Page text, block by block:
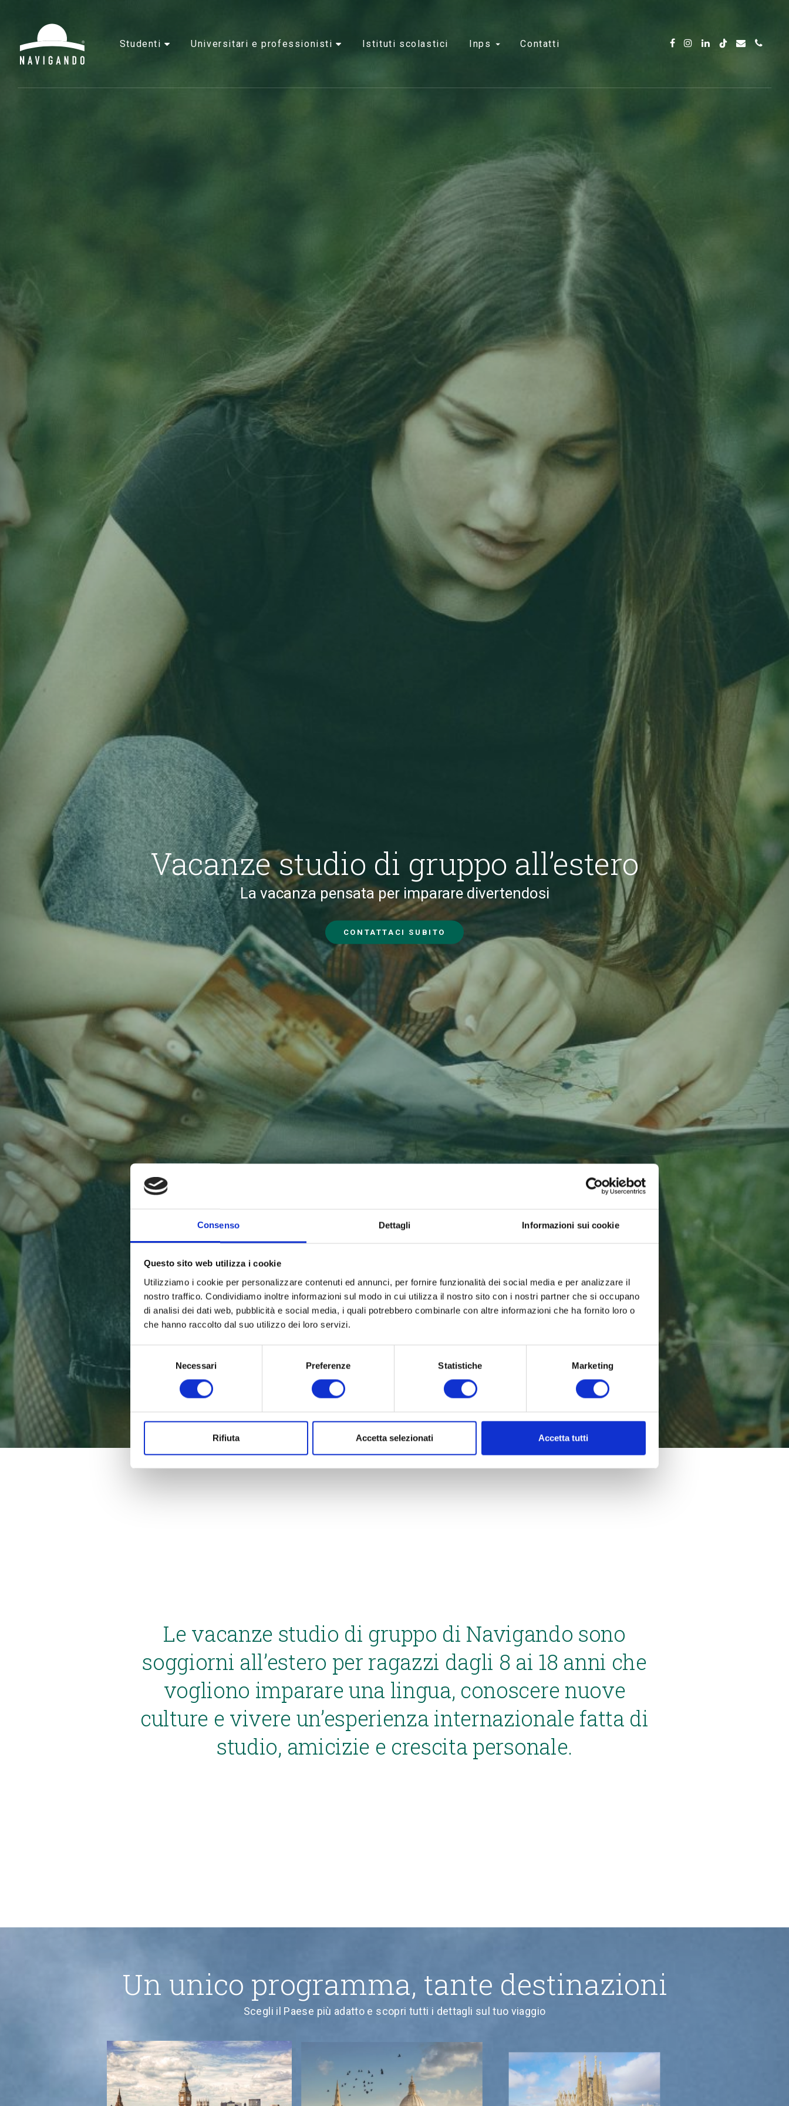
Consenso Dettagli Informazioni sui cookie
Questo sito web utilizza i cookie
Utilizziamo i cookie per personalizzare contenuti ed annunci, per fornire funzionalità dei social media e per analizzare il
nostro traffico. Condividiamo inoltre informazioni sul modo in cui utilizza il nostro sito con i nostri partner che si occupano
di analisi dei dati web, pubblicità e social media, i quali potrebbero combinarle con altre informazioni che ha fornito loro o
che hanno raccolto dal suo utilizzo dei loro servizi.
Necessari Preferenze Statistiche Marketing
Rifiuta Accetta selezionati Accetta tutti
studenti universitari e professionisti istituti scolastici inps contatti
Vacanze studio di gruppo all’estero
La vacanza pensata per imparare divertendosi
CONTATTACI SUBITO
Le vacanze studio di gruppo di Navigando sono
soggiorni all’estero per ragazzi dagli 8 ai 18 anni che
vogliono imparare una lingua, conoscere nuove
culture e vivere un’esperienza internazionale fatta di
studio, amicizie e crescita personale.
Un unico programma, tante destinazioni
Scegli il Paese più adatto e scopri tutti i dettagli sul tuo viaggio